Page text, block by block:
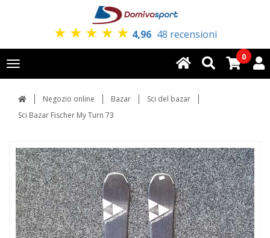
★ ★ ★ ★ ★ 4,96 48 recensioni
Toggle
navigation
0
Negozio online Bazar
Sci del bazar
Sci Bazar Fischer My Turn 73